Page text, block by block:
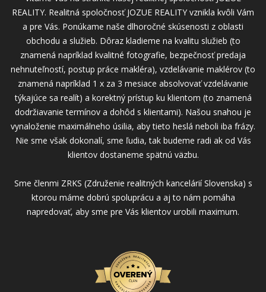
REALITY. Realitná spoločnosť JOZUE REALITY vznikla kvôli Vám
a pre Vás. Ponúkame naše dlhoročné skúsenosti z oblasti
obchodu a služieb. Dôraz kladieme na kvalitu služieb (to
znamená napríklad kvalitné fotografie, bezpečnosť predaja
nehnuteľností, postup práce makléra), vzdelávanie maklérov (to
znamená napríklad 1 x za 3 mesiace absolvovať vzdelávanie
týkajúce sa realít) a korektný prístup ku klientom (to znamená
dodržiavanie termínov a dohôd s klientami). Našou snahou je
vynaloženie maximálneho úsilia, aby tieto heslá neboli iba frázy.
Nie sme však dokonalí, sme ľudia, tak budeme radi ak od Vás
klientov dostaneme spätnú väzbu.
Sme členmi ZRKS (Združenie realitných kancelárií Slovenska) s
ktorou máme dobrú spoluprácu a aj to nám pomáha
napredovať, aby sme pre Vás klientov urobili maximum.